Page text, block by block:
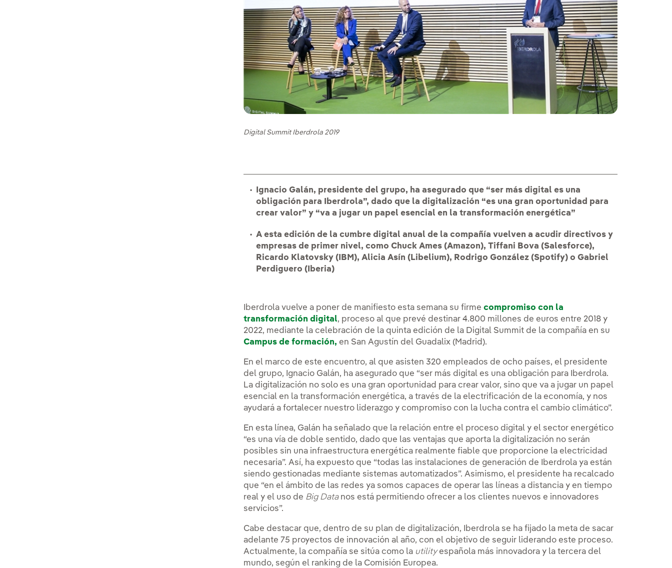
Digital Summit Iberdrola 2019
Ignacio Galán, presidente del grupo, ha asegurado que “ser más digital es una
obligación para Iberdrola”, dado que la digitalización “es una gran oportunidad para
crear valor” y “va a jugar un papel esencial en la transformación energética”
A esta edición de la cumbre digital anual de la compañía vuelven a acudir directivos y
empresas de primer nivel, como Chuck Ames (Amazon), Tiffani Bova (Salesforce),
Ricardo Klatovsky (IBM), Alicia Asín (Libelium), Rodrigo González (Spotify) o Gabriel
Perdiguero (Iberia)
Iberdrola vuelve a poner de manifiesto esta semana su firmecompromiso con la
transformación digital, proceso al que prevé destinar 4.800 millones de euros entre 2018 y
2022, mediante la celebración de la quinta edición de la Digital Summit de la compañía en su
Campus de formación, en San Agustín del Guadalix (Madrid).
En el marco de este encuentro, al que asisten 320 empleados de ocho países, el presidente
del grupo, Ignacio Galán, ha asegurado que “ser más digital es una obligación para Iberdrola.
La digitalización no solo es una gran oportunidad para crear valor, sino que va a jugar un papel
esencial en la transformación energética, a través de la electrificación de la economía, y nos
ayudará a fortalecer nuestro liderazgo y compromiso con la lucha contra el cambio climático”.
En esta línea, Galán ha señalado que la relación entre el proceso digital y el sector energético
“es una vía de doble sentido, dado que las ventajas que aporta la digitalización no serán
posibles sin una infraestructura energética realmente fiable que proporcione la electricidad
necesaria”. Así, ha expuesto que “todas las instalaciones de generación de Iberdrola ya están
siendo gestionadas mediante sistemas automatizados”. Asimismo, el presidente ha recalcado
que “en el ámbito de las redes ya somos capaces de operar las líneas a distancia y en tiempo
real y el uso de Big Datanos está permitiendo ofrecer a los clientes nuevos e innovadores
servicios”.
Cabe destacar que, dentro de su plan de digitalización, Iberdrola se ha fijado la meta de sacar
adelante 75 proyectos de innovación al año, con el objetivo de seguir liderando este proceso.
Actualmente, la compañía se sitúa como la utilityespañola más innovadora y la tercera del
mundo, según el ranking de la Comisión Europea.